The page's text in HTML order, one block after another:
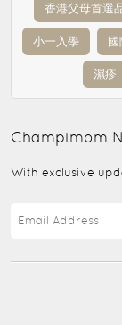
香港父母首選
小一入學 國
濕疹
Champimom
With exclusive